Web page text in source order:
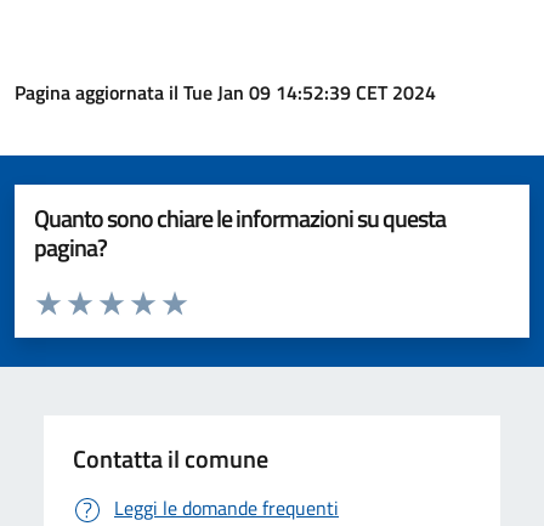
Pagina aggiornata il Tue Jan 09 14:52:39 CET 2024
Quanto sono chiare le informazioni su questa
pagina?
Valuta da 1 a 5 stelle la pagina
Valuta 5 stelle su 5
Valuta 4 stelle su 5
Valuta 3 stelle su 5
Valuta 2 stelle su 5
Valuta 1 stelle su 5
Contatta il comune
Leggi le domande frequenti